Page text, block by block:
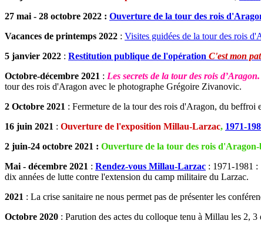
27 mai - 28 octobre 2022 : Ouverture de la tour des rois
Vacances de printemps 2022 : Visites guidées de la tour des rois
5 janvier 2022 : Restitution publique de l'opération C'est mon
Octobre-décembre 2021 : Les secrets de la tour des rois
tour des rois d'Aragon avec le photographe Grégoire Zivanovic.
2 Octobre 2021 : Fermeture de la tour des rois d'Aragon, du beffroi
16 juin 2021 : Ouverture de l'exposition Millau-Larzac, 1971-
2 juin-24 octobre 2021 : Ouverture de la tour des rois
Mai - décembre 2021 : Rendez-vous Millau-Larzac : 1971-1981 :
dix années de lutte contre l'extension du camp militaire du Larzac.
2021 : La crise sanitaire ne nous permet pas de présenter les
Octobre 2020 : Parution des actes du colloque tenu à Millau les 2, 3